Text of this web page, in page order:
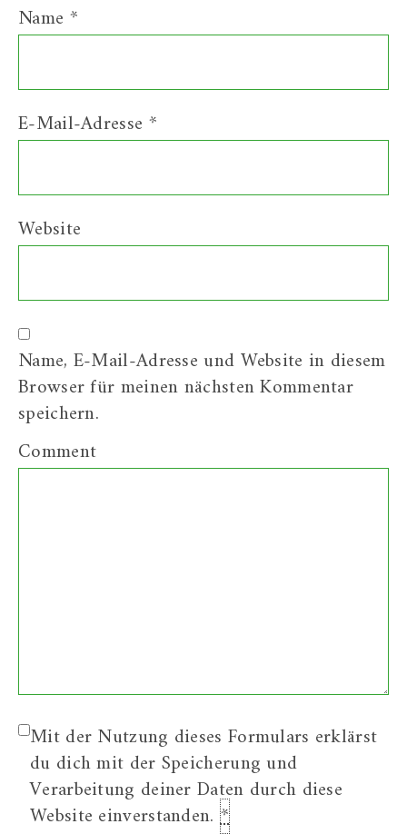
Name *
E-Mail-Adresse *
Website
Name, E-Mail-Adresse und Website in diesem
Browser für meinen nächsten Kommentar
speichern.
Comment
Mit der Nutzung dieses Formulars erklärst
du dich mit der Speicherung und
Verarbeitung deiner Daten durch diese
Website einverstanden. *